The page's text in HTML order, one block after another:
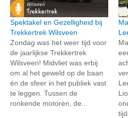
Spektakel en Gezelligheid bij
Trekkertrek Wilsveen
Zondag was het weer tijd voor
de jaarlijkse Trekkertrek
Wilsveen! Midvliet was erbij
om al het geweld op de baan
én de sfeer in het publiek vast
te leggen. Tussen de
ronkende motoren, de...